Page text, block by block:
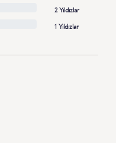
2 Yıldızlar
1 Yıldızlar